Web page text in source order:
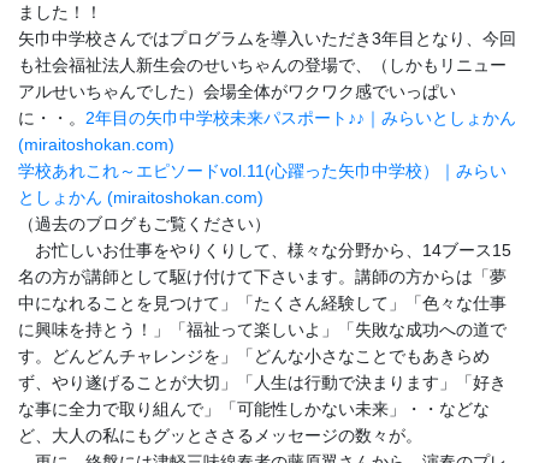
ました！！
矢巾中学校さんではプログラムを導入いただき3年目となり、今回
も社会福祉法人新生会のせいちゃんの登場で、（しかもリニュー
アルせいちゃんでした）会場全体がワクワク感でいっぱい
に・・。 2年目の矢巾中学校未来パスポート♪♪｜みらいとしょかん
(miraitoshokan.com)
学校あれこれ～エピソードvol.11(心躍った矢巾中学校）｜みらい
としょかん (miraitoshokan.com)
（過去のブログもご覧ください）
お忙しいお仕事をやりくりして、様々な分野から、14ブース15
名の方が講師として駆け付けて下さいます。講師の方からは「夢
中になれることを見つけて」「たくさん経験して」「色々な仕事
に興味を持とう！」「福祉って楽しいよ」「失敗な成功への道で
す。どんどんチャレンジを」「どんな小さなことでもあきらめ
ず、やり遂げることが大切」「人生は行動で決まります」「好き
な事に全力で取り組んで」「可能性しかない未来」・・などな
ど、大人の私にもグッとささるメッセージの数々が。